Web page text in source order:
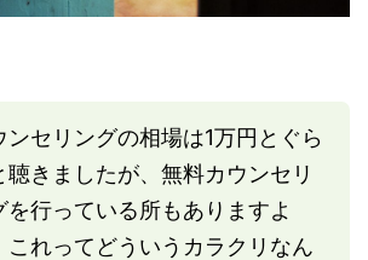
ンセリングの相場は1万円とぐら
聴きましたが、無料カウンセリ
を行っている所もありますよ
これってどういうカラクリなん